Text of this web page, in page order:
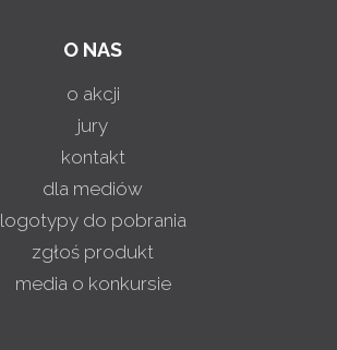
O NAS
o akcji
jury
kontakt
dla mediów
logotypy do pobrania
zgłoś produkt
media o konkursie